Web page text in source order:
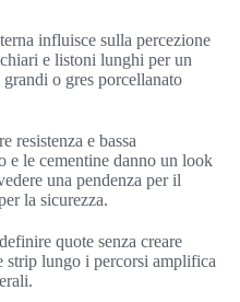
influisce sulla percezione
e listoni lunghi per un
o gres porcellanato
resistenza e bassa
e le cementine danno un look
una pendenza per il
la sicurezza.
quote senza creare
lungo i percorsi amplifica